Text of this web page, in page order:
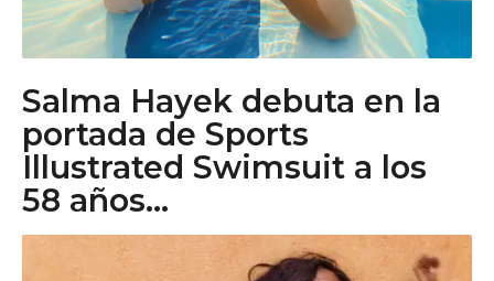
Salma Hayek debuta en la
portada de Sports
Illustrated Swimsuit a los
58 años...